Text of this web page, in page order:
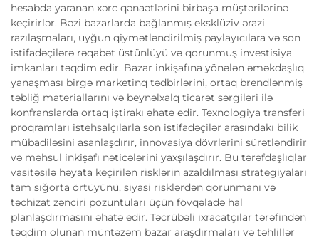
hesabda yaranan xərc qənaətlərini birbaşa müştərilərinə
keçirirlər. Bəzi bazarlarda bağlanmış eksklüziv ərazi
razılaşmaları, uyğun qiymətləndirilmiş paylayıcılara və son
istifadəçilərə rəqabət üstünlüyü və qorunmuş investisiya
imkanları təqdim edir. Bazar inkişafına yönələn əməkdaşlıq
yanaşması birgə marketinq tədbirlərini, ortaq brendlənmiş
təbliğ materiallarını və beynəlxalq ticarət sərgiləri ilə
konfranslarda ortaq iştirakı əhatə edir. Texnologiya transferi
proqramları istehsalçılarla son istifadəçilər arasındakı bilik
mübadiləsini asanlaşdırır, innovasiya dövrlərini sürətləndirir
və məhsul inkişafı nəticələrini yaxşılaşdırır. Bu tərəfdaşlıqlar
vasitəsilə həyata keçirilən risklərin azaldılması strategiyaları
tam sığorta örtüyünü, siyasi risklərdən qorunmanı və
təchizat zənciri pozuntuları üçün fövqəladə hal
planlaşdırmasını əhatə edir. Təcrübəli ixracatçılar tərəfindən
təqdim olunan müntəzəm bazar araşdırmaları və təhlillər